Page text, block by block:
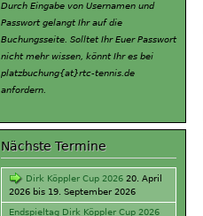
Durch Eingabe von Usernamen und
Passwort gelangt Ihr auf die
Buchungsseite. Solltet Ihr Euer Passwort
nicht mehr wissen, könnt Ihr es bei
platzbuchung{at}rtc-tennis.de
anfordern.
Nächste Termine
Dirk Köppler Cup 2026 20. April
2026 bis 19. September 2026
Endspieltag Dirk Köppler Cup 2026